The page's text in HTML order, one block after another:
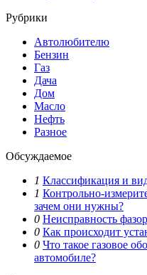
Рубрики
Автолюбителю
Бензин
Газ
Дача
Дом
Масло
Нефть
Разное
Обсуждаемое
1 Классификация и
1 Контрольно-
зачем они нужны?
0 Неисправность
0 Как происходит
0 Что такое газовое
автомобиле?